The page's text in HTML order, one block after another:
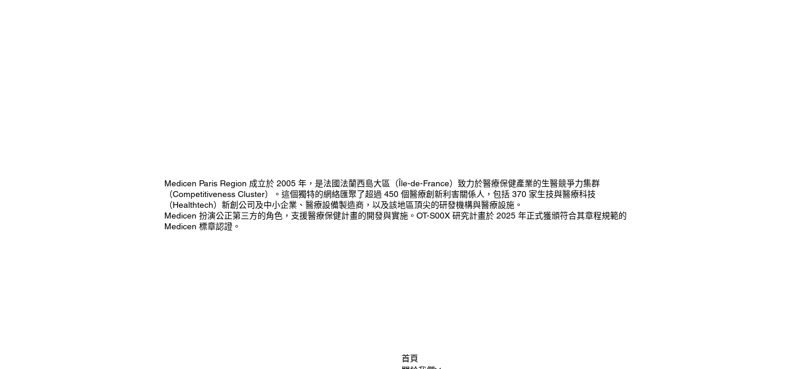
Medicen Paris Region 成立於 2005 年，是法國法蘭西島大區（Île-de-France）致力於醫療保健產業的生醫競爭力集群
（Competitiveness Cluster）。這個獨特的網絡匯聚了超過 450 個醫療創新利害關係人，包括 370 家生技與醫療科技
（Healthtech）新創公司及中小企業、醫療設備製造商，以及該地區頂尖的研發機構與醫療設施。
Medicen 扮演公正第三方的角色，支援醫療保健計畫的開發與實施。OT-S00X 研究計畫於 2025 年正式獲頒符合其章程規範的
Medicen 標章認證。
首頁